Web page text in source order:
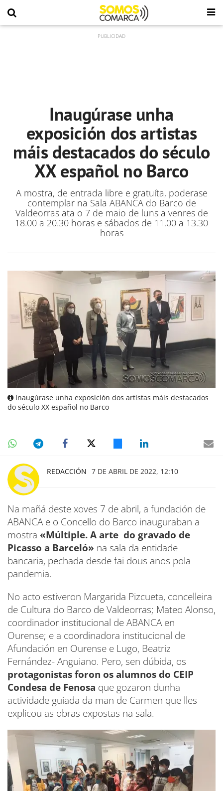
Inaugúrase unha
exposición dos artistas
máis destacados do século
XX español no Barco
A mostra, de entrada libre e gratuíta, poderase
contemplar na Sala ABANCA do Barco de
Valdeorras ata o 7 de maio de luns a venres de
18.00 a 20.30 horas e sábados de 11.00 a 13.30
horas
Inaugúrase unha exposición dos artistas máis destacados
do século XX español no Barco
REDACCIÓN 7 DE ABRIL DE 2022, 12:10
Na mañá deste xoves 7 de abril, a fundación de
ABANCA e o Concello do Barco inauguraban a
mostra «Múltiple. A arte do gravado de
Picasso a Barceló» na sala da entidade
bancaria, pechada desde fai dous anos pola
pandemia.
No acto estiveron Margarida Pizcueta, concelleira
de Cultura do Barco de Valdeorras; Mateo Alonso,
coordinador institucional de ABANCA en
Ourense; e a coordinadora institucional de
Afundación en Ourense e Lugo, Beatriz
Fernández- Anguiano. Pero, sen dúbida, os
protagonistas foron os alumnos do CEIP
Condesa de Fenosa que gozaron dunha
actividade guiada da man de Carmen que lles
explicou as obras expostas na sala.